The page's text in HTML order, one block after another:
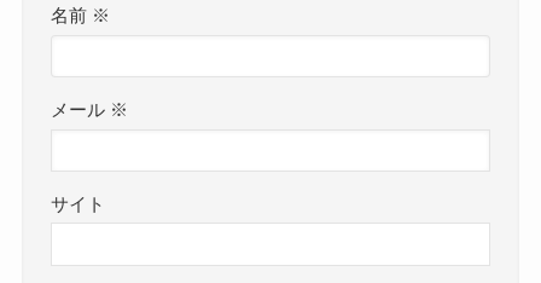
名前 ※
メール ※
サイト